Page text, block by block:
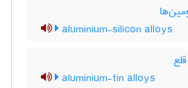
aluminium-silicon alloys
aluminium-tin alloys